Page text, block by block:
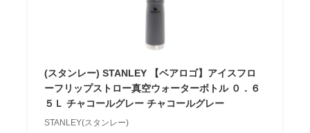
(スタンレー) STANLEY 【ベアロゴ】アイスフロ
ーフリップストロー真空ウォーターボトル ０．６
５Ｌ チャコールグレー チャコールグレー
STANLEY(スタンレー)